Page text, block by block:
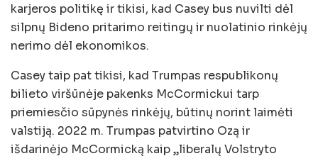
karjeros politikę ir tikisi, kad Casey bus nuvilti dėl
silpnų Bideno pritarimo reitingų ir nuolatinio rinkėjų
nerimo dėl ekonomikos.
Casey taip pat tikisi, kad Trumpas respublikonų
bilieto viršūnėje pakenks McCormickui tarp
priemiesčio sūpynės rinkėjų, būtinų norint laimėti
valstiją. 2022 m. Trumpas patvirtino Ozą ir
išdarinėjo McCormicką kaip „liberalų Volstryto